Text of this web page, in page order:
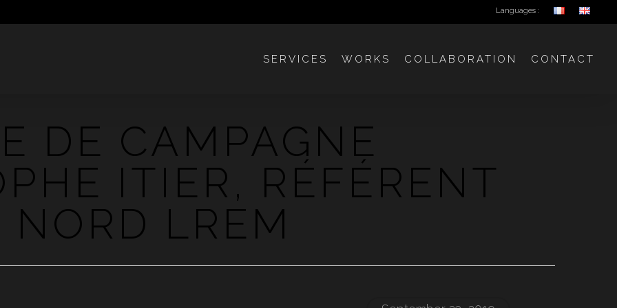
Languages :
SERVICES WORKS COLLABORATION CONTACT
DE CAMPAGNE
ITIER, RÉFÉRENT
NORD LREM